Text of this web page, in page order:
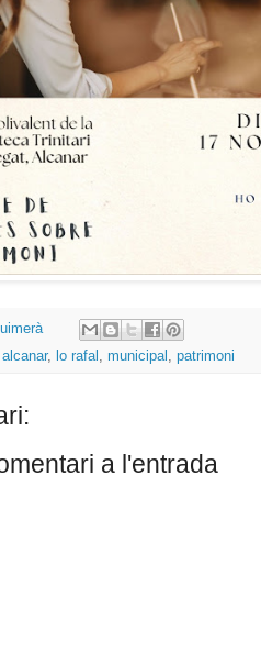
alcanar, lo rafal , municipal , patrimoni
a l'entrada